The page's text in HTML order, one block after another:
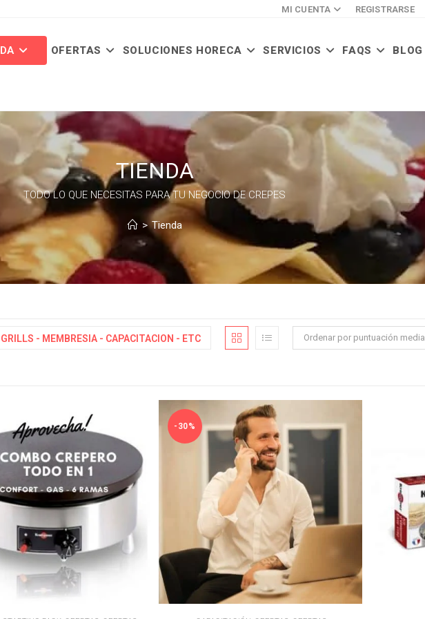
MI CUENTA REGISTRARSE
OFERTAS SOLUCIONES HORECA SERVICIOS FAQS BLOG
TIENDA
TODO LO QUE NECESITAS PARA TU NEGOCIO DE CREPES
> Tienda
- MEMBRESIA - CAPACITACION - ETC Ordenar por puntuación media
-30%